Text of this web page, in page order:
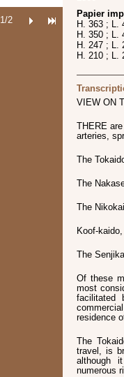
1/2
Papier
H. 363 ; L.
H. 350 ; L.
H. 247 ; L.
H. 210 ; L.
VIEW ON
THERE
arteries,
The
The
The
Koof-
The
Of these
most
facilitated
residence
The
travel, is
although
numerous